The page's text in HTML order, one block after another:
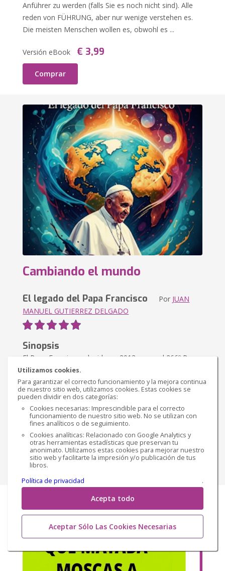
Utilizamos cookies.
Para garantizar el correcto funcionamiento y la mejora continua
de nuestro sitio web, utilizamos cookies. Estas cookies se
pueden dividir en dos categorías:
Cookies necesarias: Imprescindible para el correcto
funcionamiento de nuestro sitio web. No se utilizan con
fines analíticos o de seguimiento.
Cookies analíticas: Relacionado con Google Analytics y
otras herramientas estadísticas que preservan tu
anonimato. Utilizamos estas cookies para mejorar nuestro
sitio web y facilitarte la impresión y/o publicación de tus
libros.
Política de privacidad
.
Acepta todo
Aceptar Sólo Las Cookies Necesarias
Anführer zu werden (falls Sie es noch nicht sind). Alle
reden von FÜHRUNG, aber nur wenige verstehen es.
Die meisten Menschen wollen es, obwohl es ...
Versión eBook € 3,99
Comprar
Cambiando el mundo
El legado del Papa Francisco Por JUAN
MANUEL GUTIERREZ DELGADO
Sinopsis
El Papa Francisco, elegido en 2013 como el 266º Papa
de la Iglesia Católica, ha marcado un antes y un
después en la historia contemporánea del cristianismo.
Su papado se ha caracterizado por una ce...
Versión impresa € 23,13
Versión eBook € 4,00
Comprar